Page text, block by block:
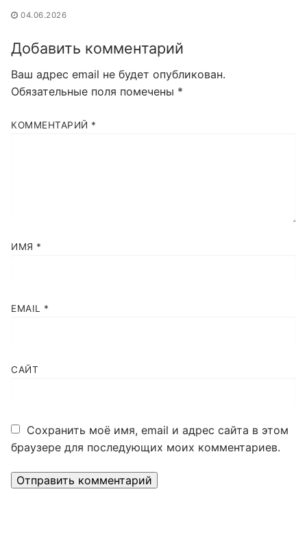
04.06.2026
Добавить комментарий
Ваш адрес email не будет опубликован.
Обязательные поля помечены *
КОММЕНТАРИЙ *
ИМЯ *
EMAIL *
САЙТ
Сохранить моё имя, email и адрес сайта в этом
браузере для последующих моих комментариев.